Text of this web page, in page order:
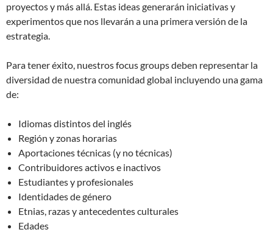
proyectos y más allá. Estas ideas generarán iniciativas y
experimentos que nos llevarán a una primera versión de la
estrategia.
Para tener éxito, nuestros focus groups deben representar la
diversidad de nuestra comunidad global incluyendo una gama
de:
Idiomas distintos del inglés
Región y zonas horarias
Aportaciones técnicas (y no técnicas)
Contribuidores activos e inactivos
Estudiantes y profesionales
Identidades de género
Etnias, razas y antecedentes culturales
Edades